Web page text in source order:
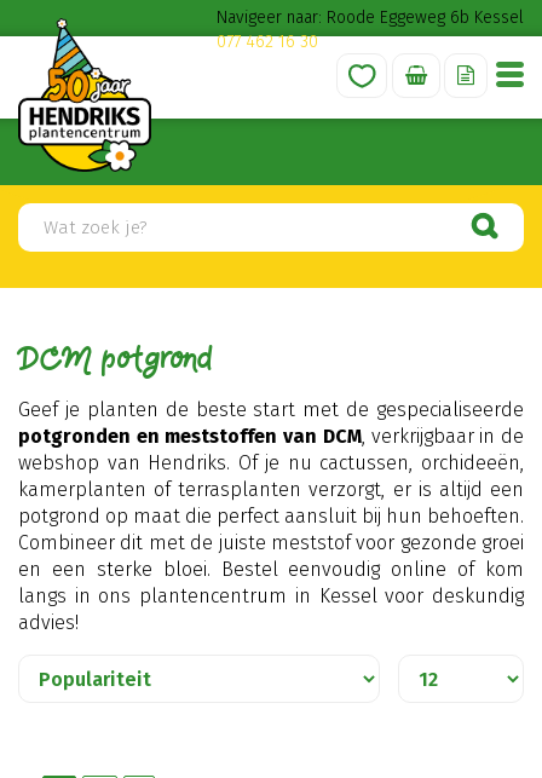
a
a
DCM potgrond
Navigeer naar: Roode Eggeweg 6b Kessel
077 462 16 30
Geef je planten de beste start met de gespecialiseerde
potgronden en meststoffen van DCM, verkrijgbaar in de
webshop van Hendriks. Of je nu cactussen, orchideeën,
kamerplanten of terrasplanten verzorgt, er is altijd een
potgrond op maat die perfect aansluit bij hun behoeften.
Combineer dit met de juiste meststof voor gezonde groei
en een sterke bloei. Bestel eenvoudig online of kom
langs in ons plantencentrum in Kessel voor deskundig
advies!